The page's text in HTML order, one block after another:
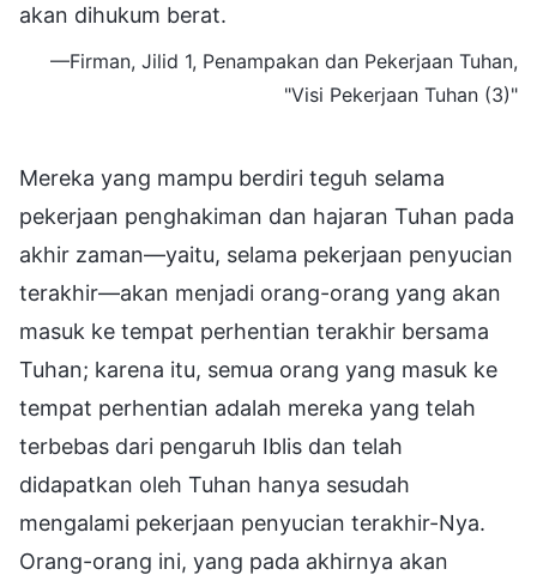
akan dihukum berat.
—Firman, Jilid 1, Penampakan dan Pekerjaan Tuhan,
"Visi Pekerjaan Tuhan (3)"
Mereka yang mampu berdiri teguh selama
pekerjaan penghakiman dan hajaran Tuhan pada
akhir zaman—yaitu, selama pekerjaan penyucian
terakhir—akan menjadi orang-orang yang akan
masuk ke tempat perhentian terakhir bersama
Tuhan; karena itu, semua orang yang masuk ke
tempat perhentian adalah mereka yang telah
terbebas dari pengaruh Iblis dan telah
didapatkan oleh Tuhan hanya sesudah
mengalami pekerjaan penyucian terakhir-Nya.
Orang-orang ini, yang pada akhirnya akan